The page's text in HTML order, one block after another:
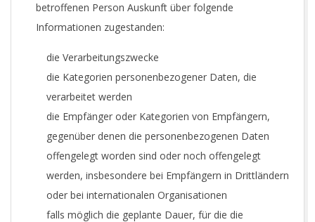
betroffenen Person Auskunft über folgende
Informationen zugestanden:
die Verarbeitungszwecke
die Kategorien personenbezogener Daten, die
verarbeitet werden
die Empfänger oder Kategorien von Empfängern,
gegenüber denen die personenbezogenen Daten
offengelegt worden sind oder noch offengelegt
werden, insbesondere bei Empfängern in Drittländern
oder bei internationalen Organisationen
falls möglich die geplante Dauer, für die die